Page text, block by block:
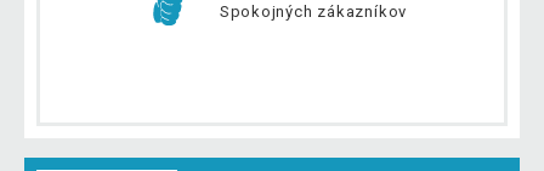
Spokojných zákazníkov